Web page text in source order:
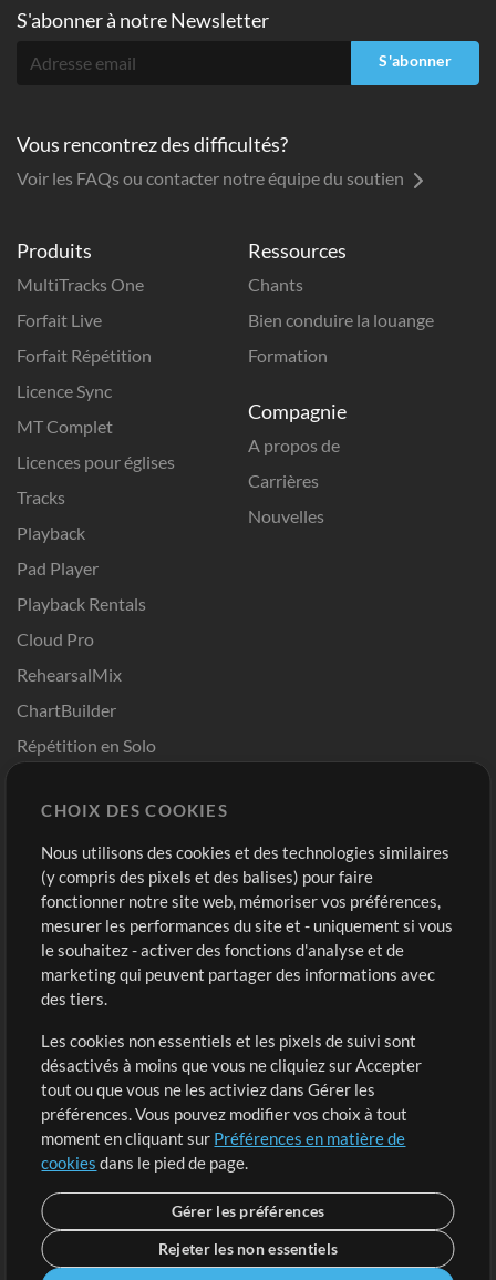
Produits
MultiTracks One
Forfait Live
Forfait Répétition
Licence Sync
MT Complet
Licences pour églises
Tracks
Playback
Pad Player
Playback Rentals
Cloud Pro
RehearsalMix
ChartBuilder
Répétition en Solo
Modèles ProPresenter
Sons
Ressources
Chants
Bien conduire la louange
Formation
Compagnie
A propos de
Carrières
Nouvelles
Boutique
Acheter des crédits
Contenu gratuit
Demander les pistes
Extras
Sessions
Soumettre votre contenu
Listes de lecture
Conférence MT
Compte
Connexion
S'inscrire
S'abonner à notre Newsletter
S'abonner
Vous rencontrez des difficultés?
Voir les FAQs ou contacter notre équipe du soutien
CHOIX DES COOKIES
Nous utilisons des cookies et des technologies similaires
(y compris des pixels et des balises) pour faire
fonctionner notre site web, mémoriser vos préférences,
mesurer les performances du site et - uniquement si vous
le souhaitez - activer des fonctions d'analyse et de
marketing qui peuvent partager des informations avec
des tiers.
Les cookies non essentiels et les pixels de suivi sont
désactivés à moins que vous ne cliquiez sur Accepter
tout ou que vous ne les activiez dans Gérer les
préférences. Vous pouvez modifier vos choix à tout
moment en cliquant sur Préférences en matière de
cookies dans le pied de page.
Gérer les préférences
Rejeter les non essentiels